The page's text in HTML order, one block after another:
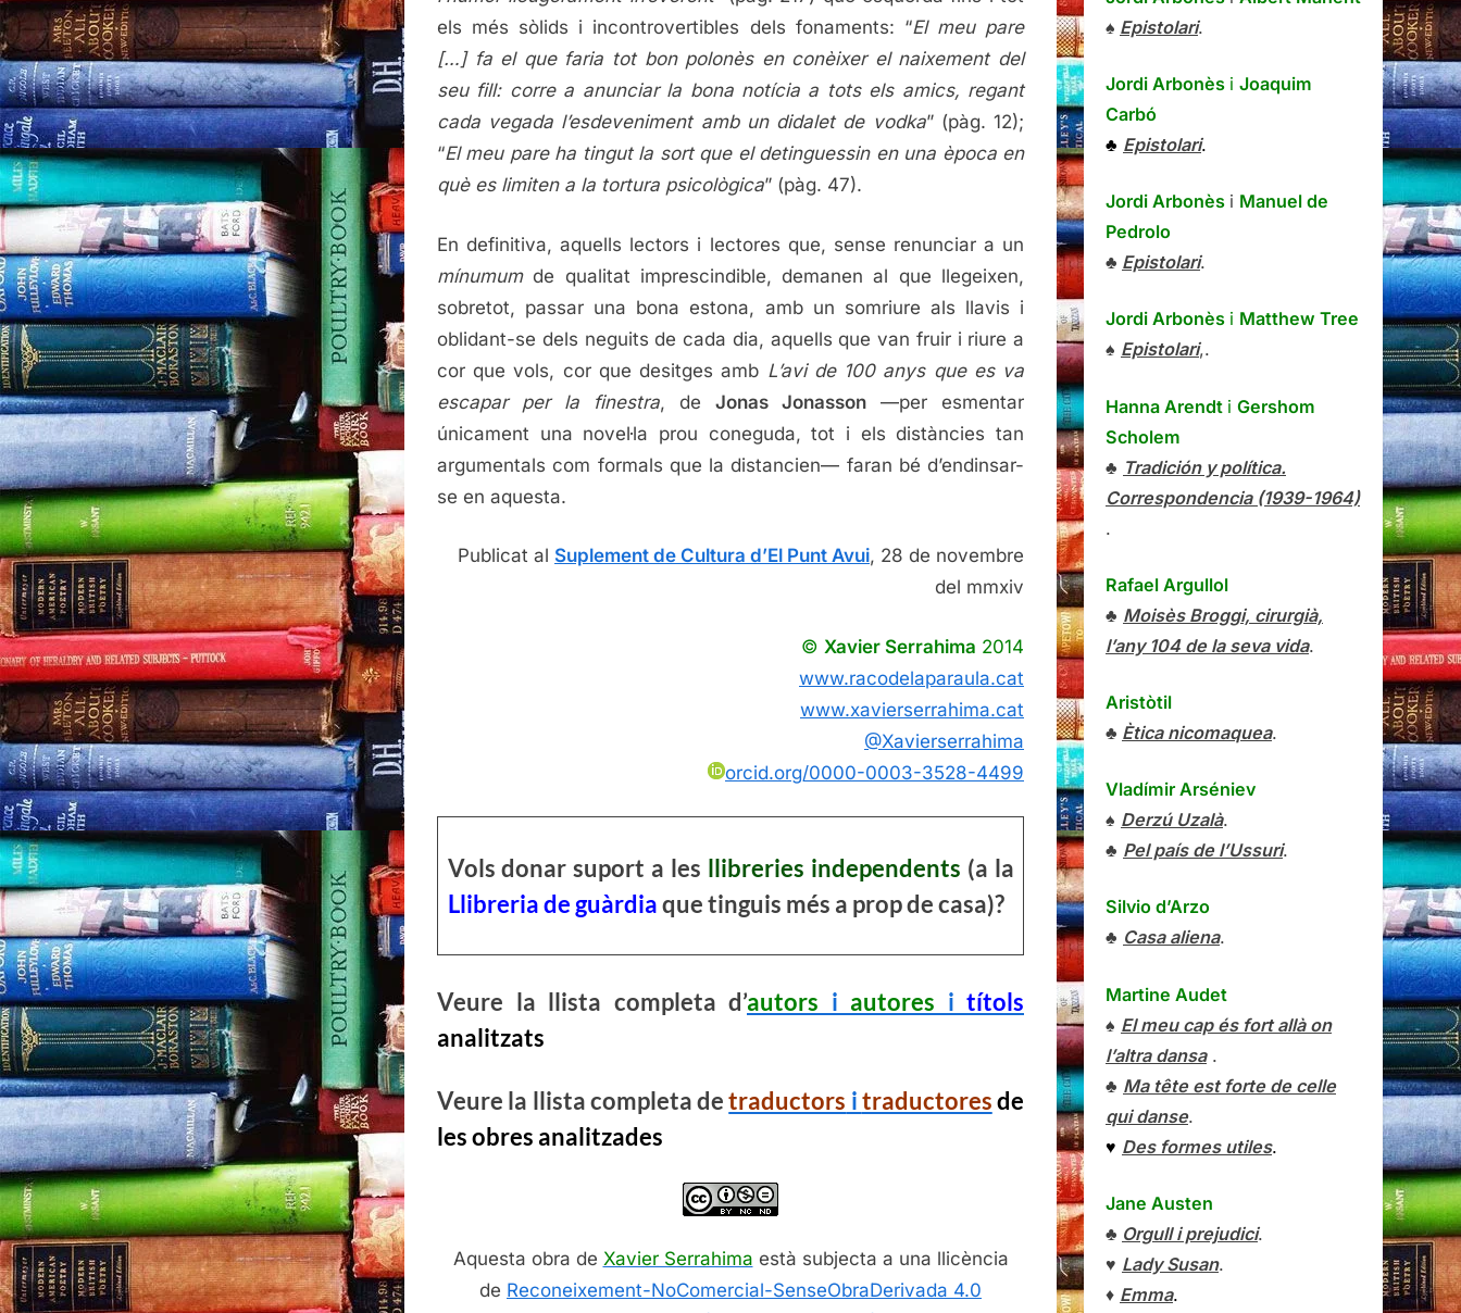
els més sòlids i incontrovertibles dels fonaments: “El meu pare
[…] fa el que faria tot bon polonès en conèixer el naixement del
seu fill: corre a anunciar la bona notícia a tots els amics, regant
cada vegada l’esdeveniment amb un didalet de vodka” (pàg. 12);
“El meu pare ha tingut la sort que el detinguessin en una època en
què es limiten a la tortura psicològica” (pàg. 47).
En definitiva, aquells lectors i lectores que, sense renunciar a un
mínumumde qualitat imprescindible, demanen al que llegeixen,
sobretot, passar una bona estona, amb un somriure als llavis i
oblidant-se dels neguits de cada dia, aquells que van fruir i riure a
cor que vols, cor que desitges amb L’avi de 100 anys que es va
escapar per la finestra, de Jonas Jonasson —per esmentar
únicament una novel·la prou coneguda, tot i els distàncies tan
argumentals com formals que la distancien— faran bé d’endinsar-
se en aquesta.
Publicat al Suplement de Cultura d’El Punt Avui, 28 de novembre
del mmxiv
© Xavier Serrahima 2014
www.racodelaparaula.cat
www.xavierserrahima.cat
@Xavierserrahima
orcid.org/0000-0003-3528-4499
Vols donar suport a les llibreries independents (a la
Llibreria de guàrdiaque tinguis més a prop de casa)?
Veure la llista completa d’autors i autores i títols
analitzats
Veure la llista completa detraductors itraductoresde
les obres analitzades
Aquesta obra de Xavier Serrahima està subjecta a una llicència
de Reconeixement-NoComercial-SenseObraDerivada 4.0
♠ Epistolari.
Jordi Arbonès i Joaquim
Carbó
♣ Epistolari.
Jordi Arbonès i Manuel de
Pedrolo
♣ Epistolari.
Jordi Arbonès i Matthew Tree
♠ Epistolari,.
Hanna Arendt i Gershom
Scholem
♣ Tradición y política.
Correspondencia (1939-1964)
.
Rafael Argullol
♣ Moisès Broggi, cirurgià,
l’any 104 de la seva vida.
Aristòtil
♣ Ètica nicomaquea.
Vladímir Arséniev
♠ Derzú Uzalà.
♣ Pel país de l’Ussuri.
Silvio d’Arzo
♣ Casa aliena.
Martine Audet
♠ El meu cap és fort allà on
l’altra dansa.
♣ Ma tête est forte de celle
qui danse.
♥ Des formes utiles.
Jane Austen
♣ Orgull i prejudici.
♥ Lady Susan.
♦ Emma.